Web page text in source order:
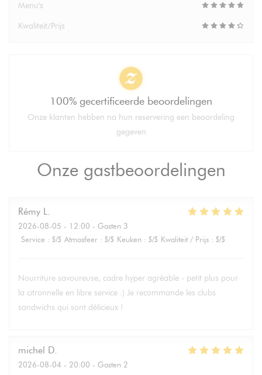
Onze gastbeoordelingen
Rémy L
2026-08-05 - 12:00 - Gasten 3
Service : 5/5 Atmosfeer : 5/5 Keuken : 5/5 Kwaliteit / Prijs : 5/5
Nourriture savoureuse, cadre hyper agréable - petit plus pour
la citronnelle en libre service :) Je recommande les clubs
sandwichs qui sont délicieux !
michel D
2026-08-04 - 20:00 - Gasten 2
Menu's
Kwaliteit/Prijs
100% gecertificeerde beoordelingen
Onze klanten hebben na hun reservering een beoordeling
gegeven